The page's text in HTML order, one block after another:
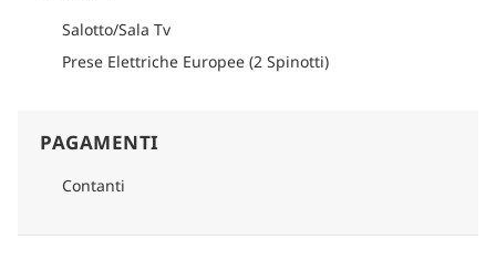
Salotto/Sala Tv
Prese Elettriche Europee (2 Spinotti)
PAGAMENTI
Contanti